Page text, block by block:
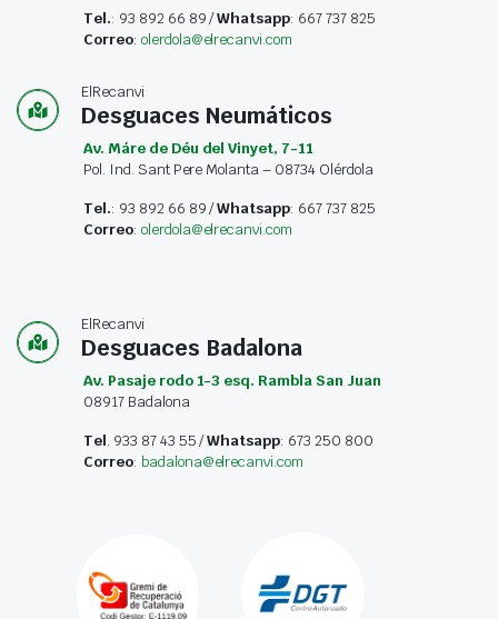
Tel.: 93 892 66 89 /Whatsapp: 667 737 825
Correo: olerdola@elrecanvi.com
ElRecanvi
Desguaces Neumáticos
Av. Máre de Déu del Vinyet, 7-11
Pol. Ind. Sant Pere Molanta – 08734 Olérdola
Tel.: 93 892 66 89 /Whatsapp: 667 737 825
Correo: olerdola@elrecanvi.com
ElRecanvi
Desguaces Badalona
Av. Pasaje rodo 1-3 esq. Rambla San Juan
08917 Badalona
Tel. 933 87 43 55 /Whatsapp: 673 250 800
Correo: badalona@elrecanvi.com